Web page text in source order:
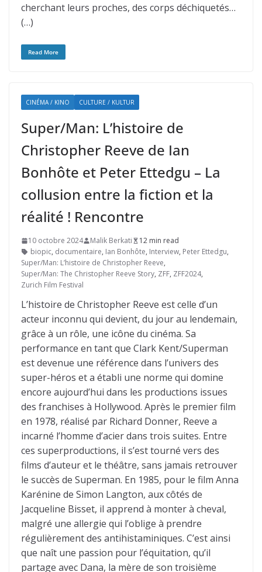
cherchant leurs proches, des corps déchiquetés…
(…)
Read More
CINÉMA / KINO CULTURE / KULTUR
Super/Man: L’histoire de
Christopher Reeve de Ian
Bonhôte et Peter Ettedgu – La
collusion entre la fiction et la
réalité ! Rencontre
10 octobre 2024 Malik Berkati
12 min read
biopic, documentaire, Ian Bonhôte, Interview, Peter Ettedgu,
Super/Man: L’histoire de Christopher Reeve,
Super/Man: The Christopher Reeve Story, ZFF, ZFF2024,
Zurich Film Festival
L’histoire de Christopher Reeve est celle d’un
acteur inconnu qui devient, du jour au lendemain,
grâce à un rôle, une icône du cinéma. Sa
performance en tant que Clark Kent/Superman
est devenue une référence dans l’univers des
super-héros et a établi une norme qui domine
encore aujourd’hui dans les productions issues
des franchises à Hollywood. Après le premier film
en 1978, réalisé par Richard Donner, Reeve a
incarné l’homme d’acier dans trois suites. Entre
ces superproductions, il s’est tourné vers des
films d’auteur et le théâtre, sans jamais retrouver
le succès de Superman. En 1985, pour le film Anna
Karénine de Simon Langton, aux côtés de
Jacqueline Bisset, il apprend à monter à cheval,
malgré une allergie qui l’oblige à prendre
régulièrement des antihistaminiques. C’est ainsi
que naît une passion pour l’équitation, qu’il
partage avec Dana, la mère de son troisième